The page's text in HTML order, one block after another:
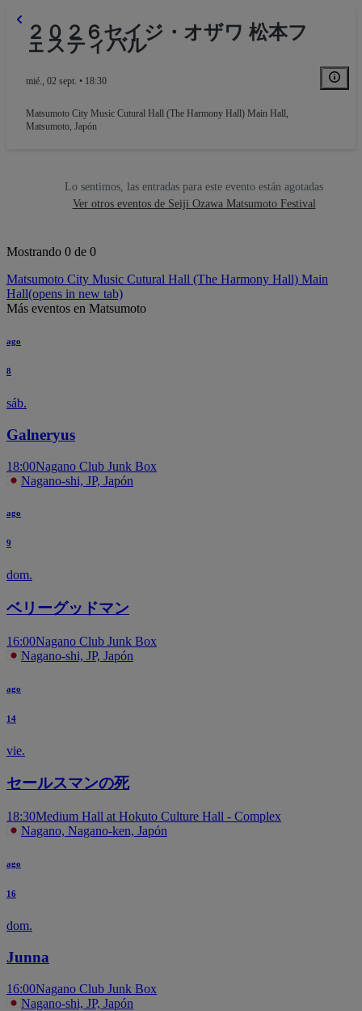
２０２６セイジ・オザワ 松本フ
ェスティバル
mié., 02 sept. • 18:30
Matsumoto City Music Cutural Hall (The Harmony Hall) Main Hall,
Matsumoto, Japón
Lo sentimos, las entradas para este evento están agotadas
Ver otros eventos de Seiji Ozawa Matsumoto Festival
Mostrando 0 de 0
Matsumoto City Music Cutural Hall (The Harmony Hall) Main
Hall(opens in new tab)
Más eventos en Matsumoto
ago
8
sáb.
Galneryus
18:00Nagano Club Junk Box
Nagano-shi, JP, Japón
ago
9
dom.
ベリーグッドマン
16:00Nagano Club Junk Box
Nagano-shi, JP, Japón
ago
14
vie.
セールスマンの死
18:30Medium Hall at Hokuto Culture Hall - Complex
Nagano, Nagano-ken, Japón
ago
16
dom.
Junna
16:00Nagano Club Junk Box
Nagano-shi, JP, Japón